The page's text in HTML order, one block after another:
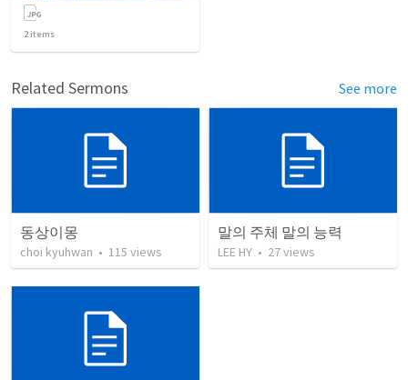
2items
Related Sermons See more
동상이몽
choi kyuhwan • 115 views
말의 주체 말의 능력
LEE HY • 27views